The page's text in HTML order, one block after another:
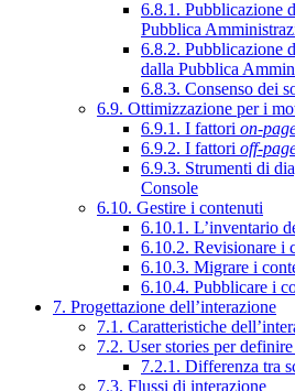
6.8.1. Pubblicazione
Pubblica
6.8.2. Pubblicazione
dalla Pubblica
6.8.3. Consenso dei
6.9. Ottimizzazione per i
6.9.1. I fattori on-
6.9.2. I fattori off-
6.9.3. Strumenti di
Console
6.10. Gestire i contenuti
6.10.1. L’inventario
6.10.2. Revisionare i
6.10.3. Migrare i
6.10.4. Pubblicare i
7. Progettazione dell’interazione
7.1. Caratteristiche
7.2. User stories per
7.2.1. Differenza tra
7.3. Flussi di interazione